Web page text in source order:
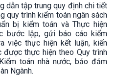
dẫn tập trung quy định chi tiết
quy trình kiểm toán ngân sách
bị kiểm toán và Thực hiện
bước lập, gửi báo cáo kiểm
việc thực hiện kết luận, kiến
được thực hiện theo Quy trình
toán nhà nước, bảo đảm
Ngành.